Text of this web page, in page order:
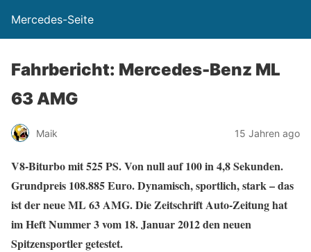
Mercedes-Seite
Fahrbericht: Mercedes-Benz ML
63 AMG
Maik 15 Jahren ago
V8-Biturbo mit 525 PS. Von null auf 100 in 4,8 Sekunden.
Grundpreis 108.885 Euro. Dynamisch, sportlich, stark – das
ist der neue ML 63 AMG. Die Zeitschrift Auto-Zeitung hat
im Heft Nummer 3 vom 18. Januar 2012 den neuen
Spitzensportler getestet.